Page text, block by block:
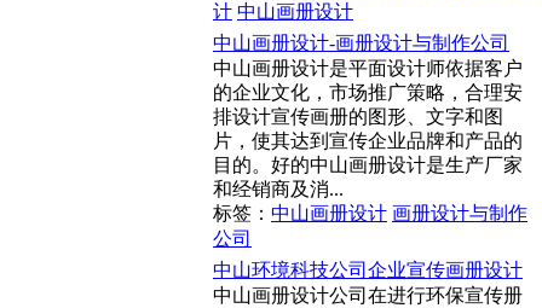
计 中山画册设计
中山画册设计-画册设计与制作公司
中山画册设计是平面设计师依据客户
的企业文化，市场推广策略，合理安
排设计宣传画册的图形、文字和图
片，使其达到宣传企业品牌和产品的
目的。好的中山画册设计是生产厂家
和经销商及消...
标签： 中山画册设计 画册设计与制作
公司
中山环境科技公司企业宣传画册设计
中山画册设计公司在进行环保宣传册